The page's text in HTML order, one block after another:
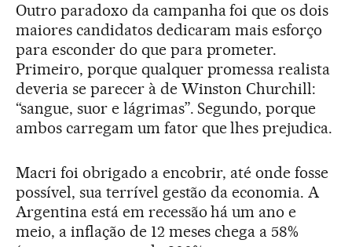
Outro paradoxo da campanha foi que os dois
maiores candidatos dedicaram mais esforço
para esconder do que para prometer.
Primeiro, porque qualquer promessa realista
deveria se parecer à de Winston Churchill:
“sangue, suor e lágrimas”. Segundo, porque
ambos carregam um fator que lhes prejudica.
Macri foi obrigado a encobrir, até onde fosse
possível, sua terrível gestão da economia. A
Argentina está em recessão há um ano e
meio, a inflação de 12 meses chega a 58%